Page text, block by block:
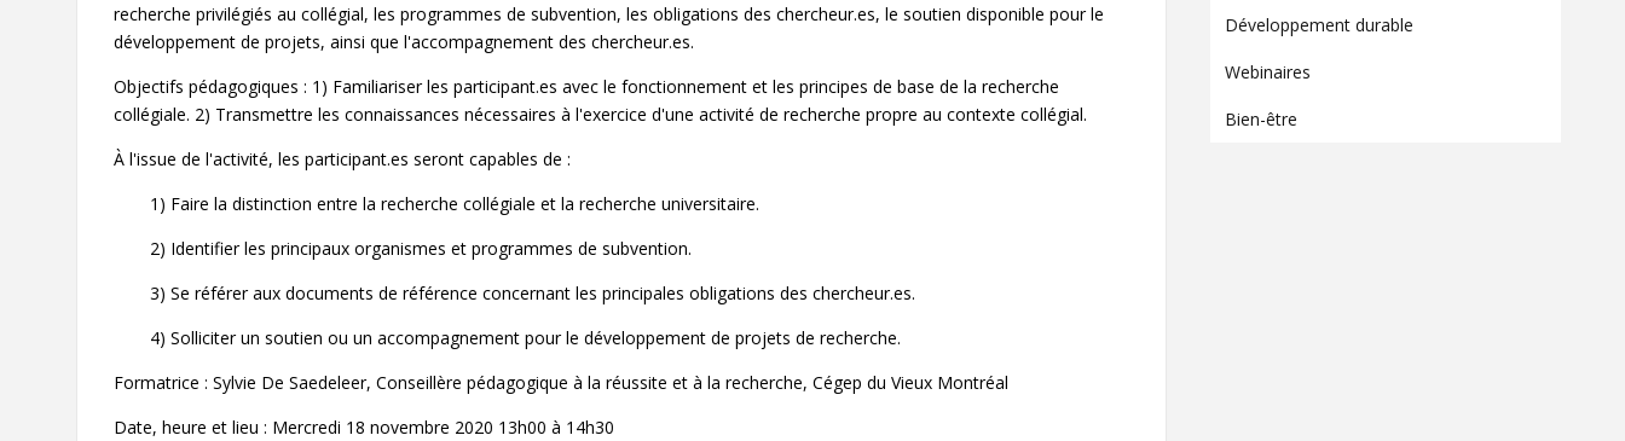
Développement durable
Webinaires
Bien-être
recherche privilégiés au collégial, les programmes de subvention, les obligations des chercheur.es, le soutien disponible pour le
développement de projets, ainsi que l'accompagnement des chercheur.es.
Objectifs pédagogiques : 1) Familiariser les participant.es avec le fonctionnement et les principes de base de la recherche
collégiale. 2) Transmettre les connaissances nécessaires à l'exercice d'une activité de recherche propre au contexte collégial.
À l'issue de l'activité, les participant.es seront capables de :
1) Faire la distinction entre la recherche collégiale et la recherche universitaire.
2) Identifier les principaux organismes et programmes de subvention.
3) Se référer aux documents de référence concernant les principales obligations des chercheur.es.
4) Solliciter un soutien ou un accompagnement pour le développement de projets de recherche.
Formatrice : Sylvie De Saedeleer, Conseillère pédagogique à la réussite et à la recherche, Cégep du Vieux Montréal
Date, heure et lieu : Mercredi 18 novembre 2020 13h00 à 14h30